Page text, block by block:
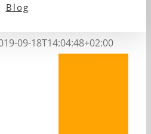
Blog
09-18T14:04:48+02:00